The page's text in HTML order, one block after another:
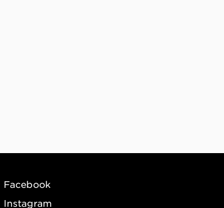
Facebook
Instagram